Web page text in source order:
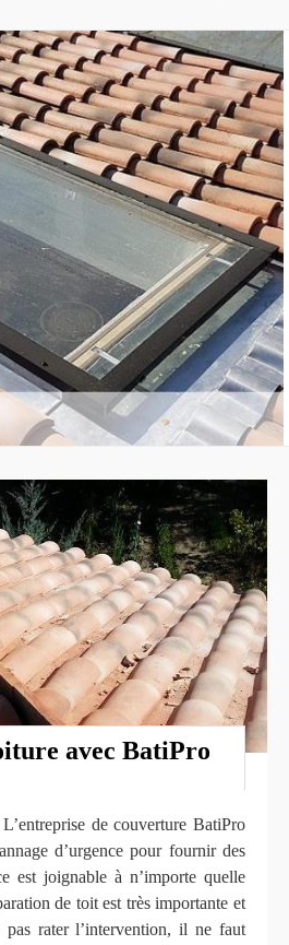
avec BatiPro
de couverture BatiPro
d’urgence pour fournir des
est joignable à n’importe quelle
de toit est très importante et
rater l’intervention, il ne faut